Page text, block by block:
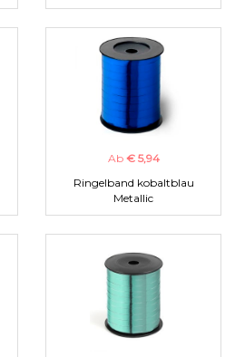
Ab € 5,94
Ringelband kobaltblau
Metallic